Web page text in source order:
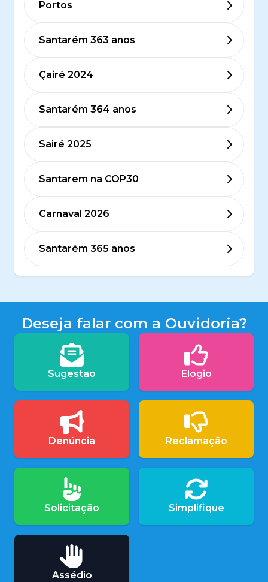
Portos
Santarém 363 anos
Çairé 2024
Santarém 364 anos
Sairé 2025
Santarem na COP30
Carnaval 2026
Santarém 365 anos
Deseja falar com a Ouvidoria?
Sugestão Elogio
Denúncia Reclamação
Solicitação Simplifique
Assédio